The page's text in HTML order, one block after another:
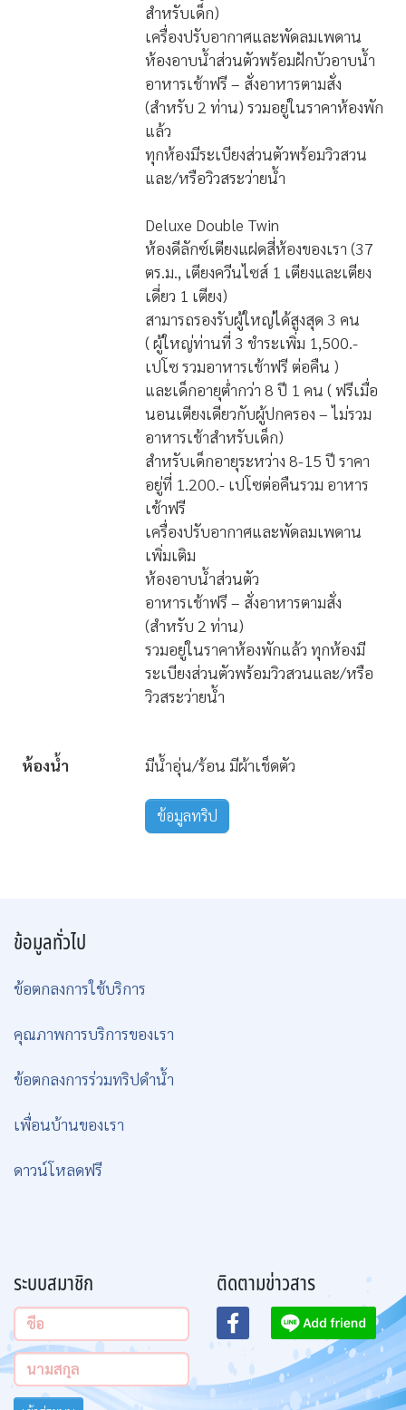
สำหรับเด็ก)
เครื่องปรับอากาศและพัดลมเพดาน
ห้องอาบน้ำส่วนตัวพร้อมฝักบัวอาบน้ำ
อาหารเช้าฟรี – สั่งอาหารตามสั่ง
(สำหรับ 2 ท่าน) รวมอยู่ในราคาห้องพัก
แล้ว
ทุกห้องมีระเบียงส่วนตัวพร้อมวิวสวน
และ/หรือวิวสระว่ายน้ำ
Deluxe Double Twin
ห้องดีลักซ์เตียงแฝดสี่ห้องของเรา (37
ตร.ม., เตียงควีนไซส์ 1 เตียงและเตียง
เดี่ยว 1 เตียง)
สามารถรองรับผู้ใหญ่ได้สูงสุด 3 คน
( ผู้ใหญ่ท่านที่ 3 ชำระเพิ่ม 1,500.-
เปโซ รวมอาหารเช้าฟรี ต่อคืน )
และเด็กอายุต่ำกว่า 8 ปี 1 คน ( ฟรีเมื่อ
นอนเตียงเดียวกับผู้ปกครอง – ไม่รวม
อาหารเช้าสำหรับเด็ก)
สำหรับเด็กอายุระหว่าง 8-15 ปี ราคา
อยู่ที่ 1.200.- เปโซต่อคืนรวม อาหาร
เช้าฟรี
เครื่องปรับอากาศและพัดลมเพดาน
เพิ่มเติม
ห้องอาบน้ำส่วนตัว
อาหารเช้าฟรี – สั่งอาหารตามสั่ง
(สำหรับ 2 ท่าน)
รวมอยู่ในราคาห้องพักแล้ว ทุกห้องมี
ระเบียงส่วนตัวพร้อมวิวสวนและ/หรือ
วิวสระว่ายน้ำ
ห้องน้ำ มีน้ำอุ่น/ร้อน มีผ้าเช็ดตัว
ข้อมูลทริป
ข้อมูลทั่วไป
ข้อตกลงการใช้บริการ
คุณภาพการบริการของเรา
ข้อตกลงการร่วมทริปดำน้ำ
เพื่อนบ้านของเรา
ดาวน์โหลดฟรี
ระบบสมาชิก ติดตามข่าวสาร